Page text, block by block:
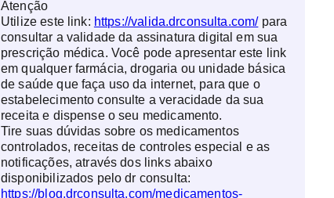
Atenção
Utilize este link: https://valida.drconsulta.com/para
consultar a validade da assinatura digital em sua
prescrição médica. Você pode apresentar este link
em qualquer farmácia, drogaria ou unidade básica
de saúde que faça uso da internet, para que o
estabelecimento consulte a veracidade da sua
receita e dispense o seu medicamento.
Tire suas dúvidas sobre os medicamentos
controlados, receitas de controles especial e as
notificações, através dos links abaixo
disponibilizados pelo dr consulta:
https://blog.drconsulta.com/medicamentos-